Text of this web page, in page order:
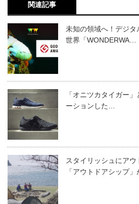
関連記事
未知の領域へ！デジ
世界「WONDERWA…
「オニツカタイガー
ーションした…
スタイリッシュにア
「アウトドアシップ」